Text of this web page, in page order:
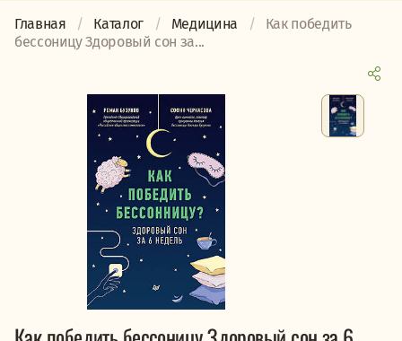
Главная Каталог Медицина
Как победить
бессоницу Здоровый сон за...